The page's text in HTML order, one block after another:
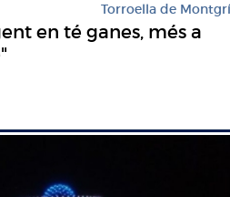
Torroella de Montgrí
en té ganes, més a